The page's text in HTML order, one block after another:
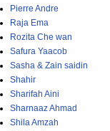
Pierre Andre
Raja Ema
Rozita Che wan
Safura Yaacob
Sasha & Zain saidin
Shahir
Sharifah Aini
Sharnaaz Ahmad
Shila Amzah